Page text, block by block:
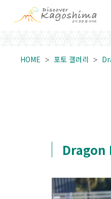
HOME 포토 갤러리
Dragon